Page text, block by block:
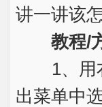
讲一讲该
教程/
1、用右
出菜单中